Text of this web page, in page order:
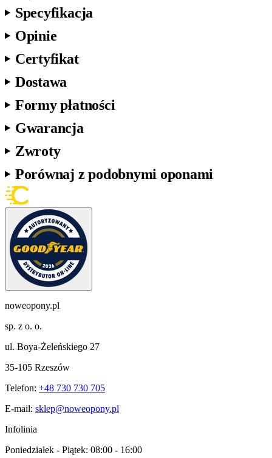
Specyfikacja
Opinie
Certyfikat
Dostawa
Formy płatności
Gwarancja
Zwroty
Porównaj z podobnymi oponami
noweopony.pl
sp. z o. o.
ul. Boya-Żeleńskiego 27
35-105 Rzeszów
Telefon: +48 730 730 705
E-mail: sklep@noweopony.pl
Infolinia
Poniedziałek - Piątek: 08:00 - 16:00